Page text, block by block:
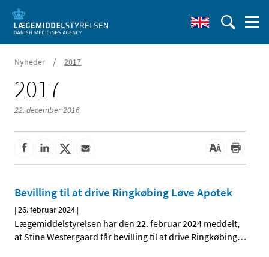
Nyheder / 2017
2017
22. december 2016
Bevilling til at drive Ringkøbing Løve Apotek
|26. februar 2024 |
Lægemiddelstyrelsen har den 22. februar 2024 meddelt,
at Stine Westergaard får bevilling til at drive Ringkøbing…